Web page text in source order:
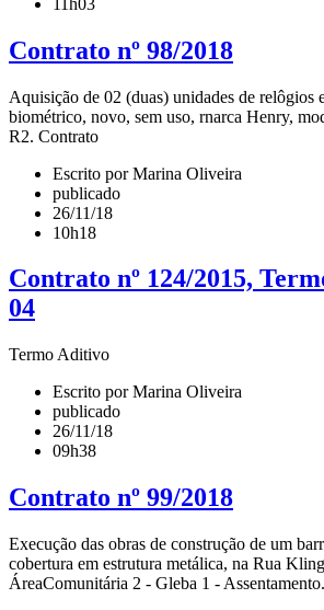
Contrato nº 98/2018
Aquisição de 02 (duas) unidades de relôgios
biométrico, novo, sem uso, rnarca Henry,
R2. Contrato
Escrito por Marina Oliveira
publicado
26/11/18
10h18
Contrato nº 124/2015,
04
Termo Aditivo
Escrito por Marina Oliveira
publicado
26/11/18
09h38
Contrato nº 99/2018
Execução das obras de construção de um
cobertura em estrutura metálica, na Rua
ÁreaComunitária 2 - Gleba 1 -